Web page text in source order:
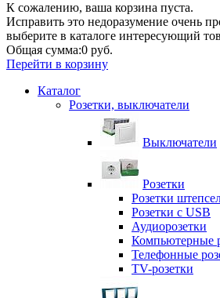
К сожалению, ваша корзина пуста.
Исправить это недоразумение очень
выберите в каталоге интересующий
Общая сумма:0 руб.
Перейти в корзину
Каталог
Розетки, выключатели
Выключатели
Розетки
Розетки
Розетки с USB
Аудиорозетки
Компьютерные
Телефонные
TV-розетки